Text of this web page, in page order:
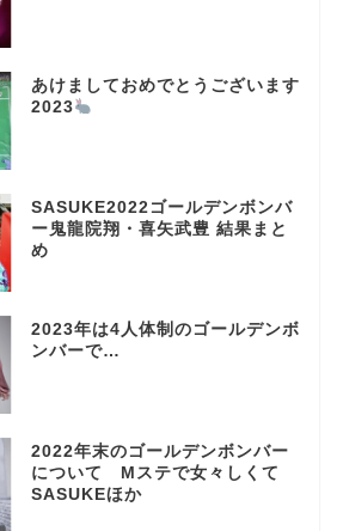
あけましておめでとうございます
2023
SASUKE2022ゴールデンボンバ
ー鬼龍院翔・喜矢武豊 結果まと
め
2023年は4人体制のゴールデンボ
ンバーで…
2022年末のゴールデンボンバー
について Mステで女々しくて
SASUKEほか